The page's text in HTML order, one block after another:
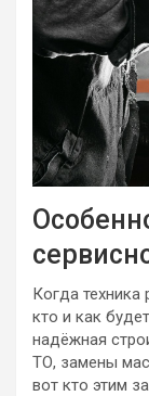
Когда техника
кто и как
надёжная
ТО, замены
вот кто этим